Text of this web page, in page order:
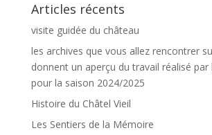
Articles récents
visite guidée du château
les archives que vous allez rencontrer
donnent un aperçu du travail réalisé
pour la saison 2024/2025
Histoire du Châtel Vieil
Les Sentiers de la Mémoire